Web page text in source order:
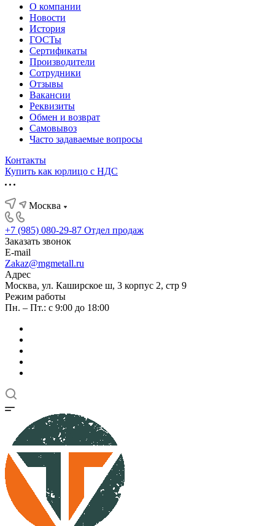
О компании
Новости
История
ГОСТы
Сертификаты
Производители
Сотрудники
Отзывы
Вакансии
Реквизиты
Обмен и возврат
Самовывоз
Часто задаваемые вопросы
Контакты
Купить как юрлицо с НДС
Москва
+7 (985) 080-29-87 Отдел продаж
Заказать звонок
E-mail
Zakaz@mgmetall.ru
Адрес
Москва, ул. Каширское ш, 3 корпус 2, стр 9
Режим работы
Пн. – Пт.: с 9:00 до 18:00